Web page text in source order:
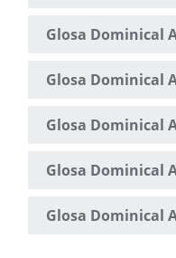
Glosa Dominical
Glosa Dominical
Glosa Dominical
Glosa Dominical
Glosa Dominical